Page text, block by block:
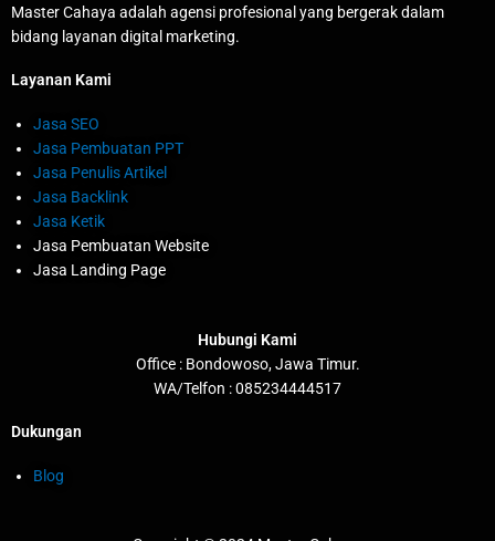
Master Cahaya adalah agensi profesional yang bergerak dalam
bidang layanan digital marketing.
Layanan Kami
Jasa SEO
Jasa Pembuatan PPT
Jasa Penulis Artikel
Jasa Backlink
Jasa Ketik
Jasa Pembuatan Website
Jasa Landing Page
Hubungi Kami
Office : Bondowoso, Jawa Timur.
WA/Telfon : 085234444517
Dukungan
Blog